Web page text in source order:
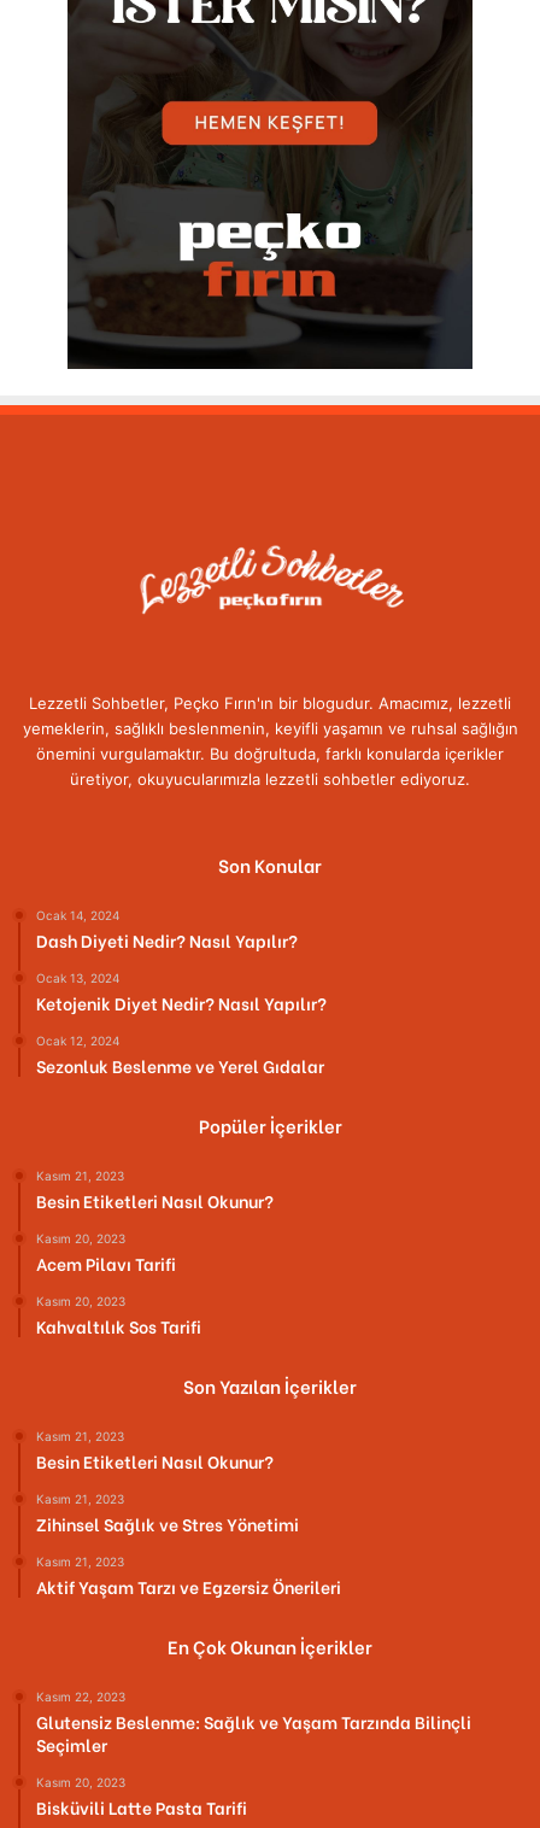
Lezzetli Sohbetler, Peçko Fırın'ın bir blogudur. Amacımız, lezzetli
yemeklerin, sağlıklı beslenmenin, keyifli yaşamın ve ruhsal sağlığın
önemini vurgulamaktır. Bu doğrultuda, farklı konularda içerikler
üretiyor, okuyucularımızla lezzetli sohbetler ediyoruz.
Son Konular
Ocak 14, 2024
Dash Diyeti Nedir? Nasıl Yapılır?
Ocak 13, 2024
Ketojenik Diyet Nedir? Nasıl Yapılır?
Ocak 12, 2024
Sezonluk Beslenme ve Yerel Gıdalar
Popüler İçerikler
Kasım 21, 2023
Besin Etiketleri Nasıl Okunur?
Kasım 20, 2023
Acem Pilavı Tarifi
Kasım 20, 2023
Kahvaltılık Sos Tarifi
Son Yazılan İçerikler
Kasım 21, 2023
Besin Etiketleri Nasıl Okunur?
Kasım 21, 2023
Zihinsel Sağlık ve Stres Yönetimi
Kasım 21, 2023
Aktif Yaşam Tarzı ve Egzersiz Önerileri
En Çok Okunan İçerikler
Kasım 22, 2023
Glutensiz Beslenme: Sağlık ve Yaşam Tarzında Bilinçli
Seçimler
Kasım 20, 2023
Bisküvili Latte Pasta Tarifi